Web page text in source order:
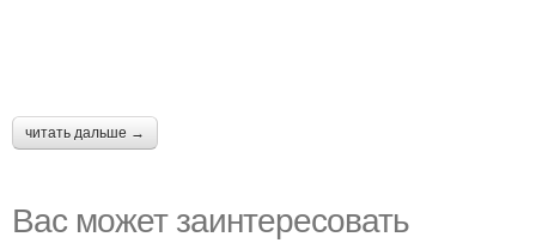
читать дальше →
Вас может заинтересовать